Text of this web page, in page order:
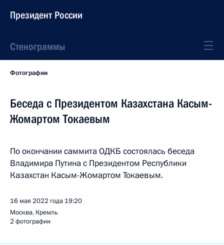
Президент России
Стенограммы
Фотографии
Беседа с Президентом Казахстана Касым-
Жомартом Токаевым
По окончании саммита ОДКБ состоялась беседа
Владимира Путина с Президентом Республики
Казахстан Касым-Жомартом Токаевым.
16 мая 2022 года 19:20
Москва, Кремль
2 фотографии